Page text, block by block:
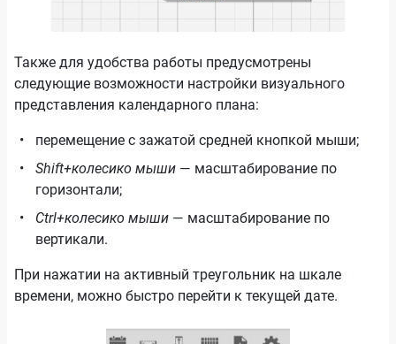
Также для удобства работы предусмотрены
следующие возможности настройки визуального
представления календарного плана:
перемещение с зажатой средней кнопкой мыши;
Shift+колесико мыши — масштабирование по
горизонтали;
Ctrl+колесико мыши — масштабирование по
вертикали.
При нажатии на активный треугольник на шкале
времени, можно быстро перейти к текущей дате.